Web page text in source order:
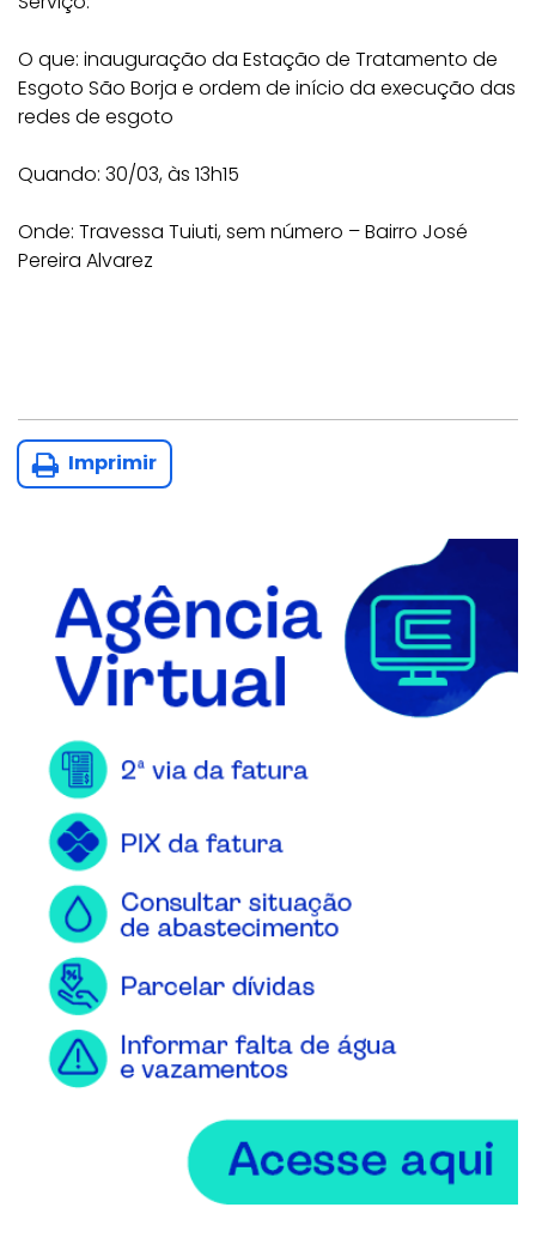
O que: inauguração da Estação de Tratamento de
Esgoto São Borja e ordem de início da execução das
redes de esgoto
Quando: 30/03, às 13h15
Onde: Travessa Tuiuti, sem número – Bairro José
Pereira Alvarez
Imprimir